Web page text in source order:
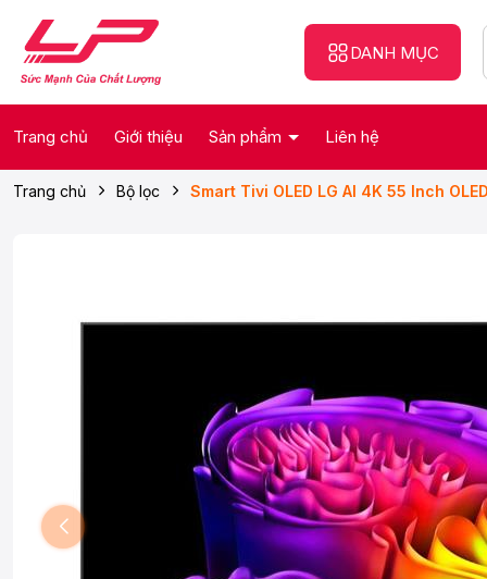
DANH MỤC
Trang chủ Giới thiệu Sản phẩm Liên hệ
Trang chủ Bộ lọc Smart Tivi OLED LG AI 4K 55 Inch